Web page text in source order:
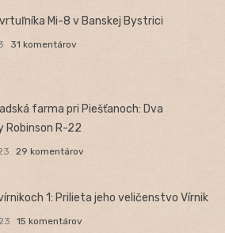
Mi-8 v Banskej Bystrici
31 komentárov
farma pri Piešťanoch: Dva
Robinson R-22
29 komentárov
1: Prilieta jeho veličenstvo Vírnik
15 komentárov